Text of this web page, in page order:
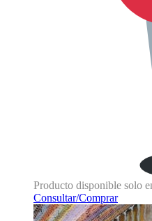
Producto disponible solo
Consultar/Comprar